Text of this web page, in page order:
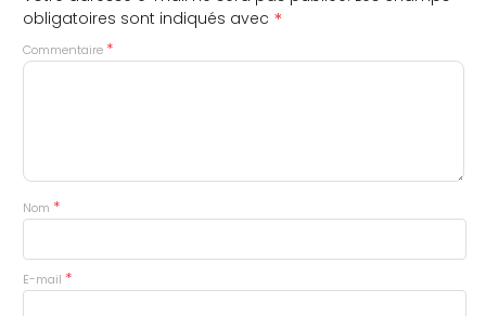
obligatoires sont indiqués avec *
Commentaire *
Nom *
E-mail *